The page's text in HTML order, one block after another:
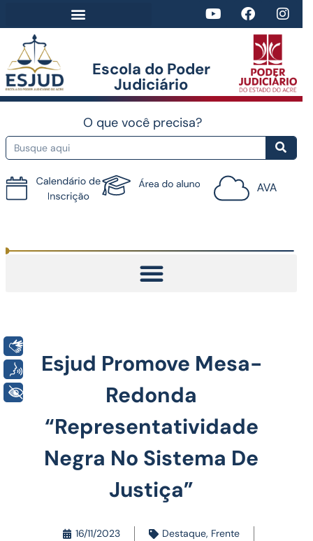
Escola do Poder
Judiciário​
O que você precisa?
Esjud Promove Mesa-
Redonda
“Representatividade
Negra No Sistema De
Justiça”
16/11/2023 Destaque, Frente
Voz
+ Acessibilidade